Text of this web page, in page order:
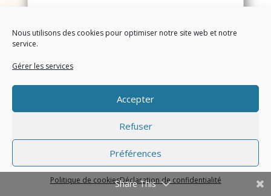
Nous utilisons des cookies pour optimiser notre site web et notre
service.
Gérer les services
Accepter
Refuser
Préférences
Politique de cookiesDéclaration de confidentialité
d'information le jeudi 7 novembre de 10h
2024 au 30 janvier 2025 à la salle Roger
Share This